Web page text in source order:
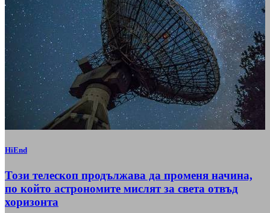
HiEnd
Този телескоп продължава да променя начина,
по който астрономите мислят за света отвъд
хоризонта